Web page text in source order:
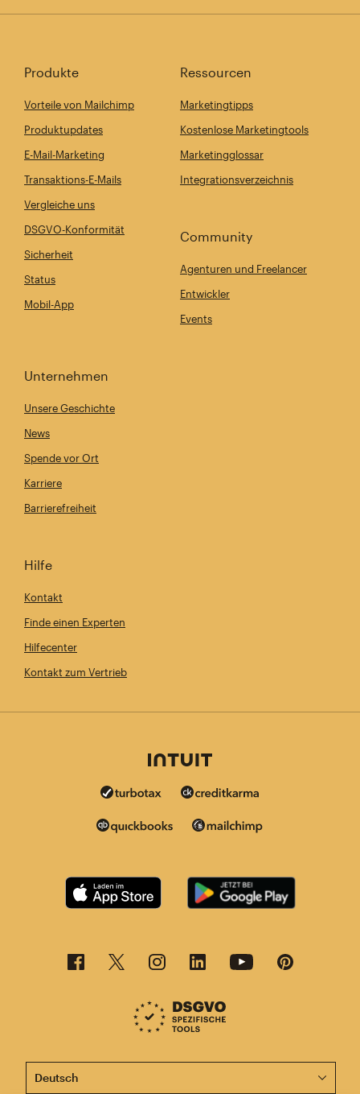
Produkte
Vorteile von Mailchimp
Produktupdates
E-Mail-Marketing
Transaktions-E-Mails
Vergleiche uns
DSGVO-Konformität
Sicherheit
Status
Mobil-App
Ressourcen
Marketingtipps
Kostenlose Marketingtools
Marketingglossar
Integrationsverzeichnis
Community
Agenturen und Freelancer
Entwickler
Events
Unternehmen
Unsere Geschichte
News
Spende vor Ort
Karriere
Barrierefreiheit
Hilfe
Kontakt
Finde einen Experten
Hilfecenter
Kontakt zum Vertrieb
Diese Seite ist jetzt auch in anderen Sprachen